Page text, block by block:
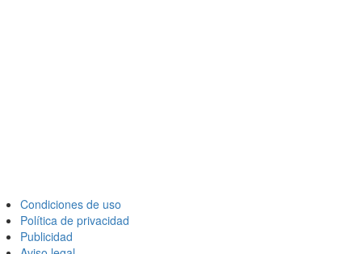
Condiciones de uso
Política de privacidad
Publicidad